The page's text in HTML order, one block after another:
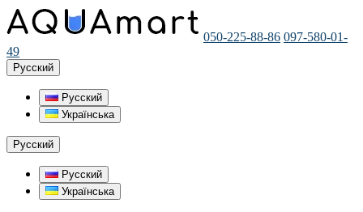
050-225-88-86 097-580-01-
49
Русский
Русский
Українська
Русский
Русский
Українська